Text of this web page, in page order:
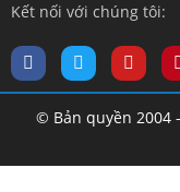
Kết nối với chúng tôi:
© Bản quyền 2004